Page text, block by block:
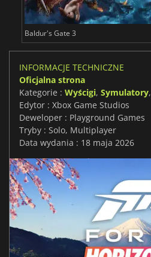
Baldur's Gate 3
INFORMACJE TECHNICZNE
Oficjalna strona
Kategorie : Wyścigi, Symulatory,
Edytor : Xbox Game Studios
Deweloper : Playground Games
Tryby : Solo, Multiplayer
Data wydania : 18 maja 2026